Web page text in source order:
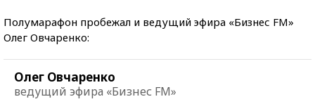
Полумарафон пробежал и ведущий эфира «Бизнес FM»
Олег Овчаренко:
Олег Овчаренко
ведущий эфира «Бизнес FM»